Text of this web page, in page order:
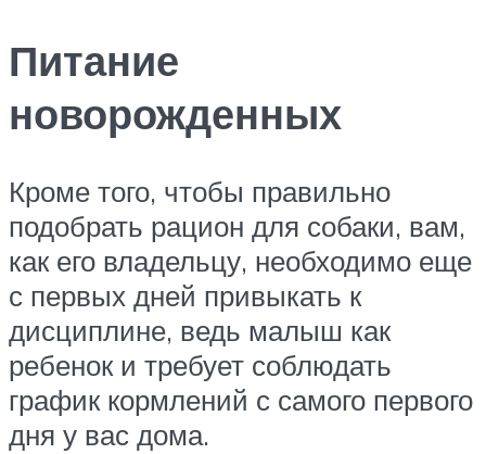
Питание
новорожденных
Кроме того, чтобы правильно
подобрать рацион для собаки, вам,
как его владельцу, необходимо еще
с первых дней привыкать к
дисциплине, ведь малыш как
ребенок и требует соблюдать
график кормлений с самого первого
дня у вас дома.